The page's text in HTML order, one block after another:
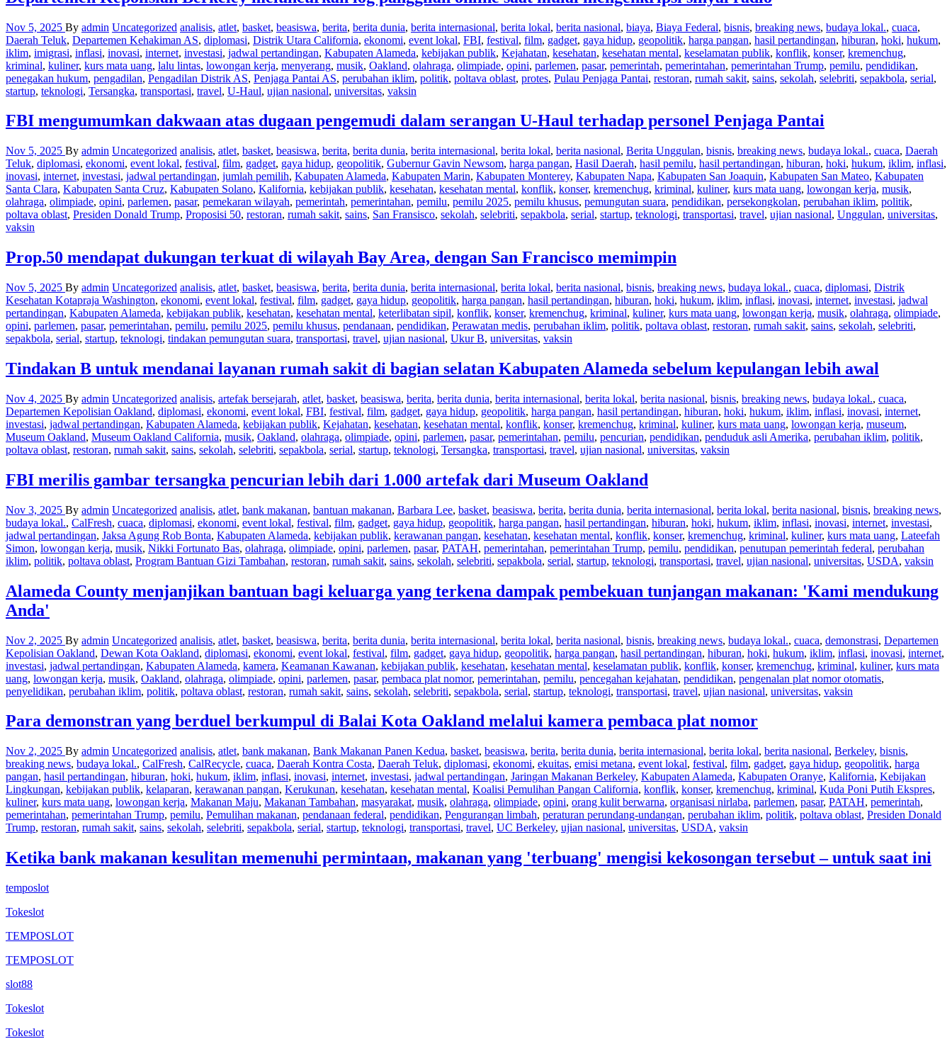
Nov 5, 2025 By admin Uncategorized analisis, atlet, basket, beasiswa, berita, berita dunia, berita internasional, berita lokal, berita nasional, biaya, Biaya Federal, bisnis, breaking news, budaya lokal., cuaca,
Daerah Teluk, Departemen Kehakiman AS, diplomasi, Distrik Utara California, ekonomi, event lokal, FBI, festival, film, gadget, gaya hidup, geopolitik, harga pangan, hasil pertandingan, hiburan, hoki, hukum,
iklim, imigrasi, inflasi, inovasi, internet, investasi, jadwal pertandingan, Kabupaten Alameda, kebijakan publik, Kejahatan, kesehatan, kesehatan mental, keselamatan publik, konflik, konser, kremenchug,
kriminal, kuliner, kurs mata uang, lalu lintas, lowongan kerja, menyerang, musik, Oakland, olahraga, olimpiade, opini, parlemen, pasar, pemerintah, pemerintahan, pemerintahan Trump, pemilu, pendidikan,
penegakan hukum, pengadilan, Pengadilan Distrik AS, Penjaga Pantai AS, perubahan iklim, politik, poltava oblast, protes, Pulau Penjaga Pantai, restoran, rumah sakit, sains, sekolah, selebriti, sepakbola, serial,
startup, teknologi, Tersangka, transportasi, travel, U-Haul, ujian nasional, universitas, vaksin
FBI mengumumkan dakwaan atas dugaan pengemudi dalam serangan U-Haul terhadap personel Penjaga Pantai
Nov 5, 2025 By admin Uncategorized analisis, atlet, basket, beasiswa, berita, berita dunia, berita internasional, berita lokal, berita nasional, Berita Unggulan, bisnis, breaking news, budaya lokal., cuaca, Daerah
Teluk, diplomasi, ekonomi, event lokal, festival, film, gadget, gaya hidup, geopolitik, Gubernur Gavin Newsom, harga pangan, Hasil Daerah, hasil pemilu, hasil pertandingan, hiburan, hoki, hukum, iklim, inflasi,
inovasi, internet, investasi, jadwal pertandingan, jumlah pemilih, Kabupaten Alameda, Kabupaten Marin, Kabupaten Monterey, Kabupaten Napa, Kabupaten San Joaquin, Kabupaten San Mateo, Kabupaten
Santa Clara, Kabupaten Santa Cruz, Kabupaten Solano, Kalifornia, kebijakan publik, kesehatan, kesehatan mental, konflik, konser, kremenchug, kriminal, kuliner, kurs mata uang, lowongan kerja, musik,
olahraga, olimpiade, opini, parlemen, pasar, pemekaran wilayah, pemerintah, pemerintahan, pemilu, pemilu 2025, pemilu khusus, pemungutan suara, pendidikan, persekongkolan, perubahan iklim, politik,
poltava oblast, Presiden Donald Trump, Proposisi 50, restoran, rumah sakit, sains, San Fransisco, sekolah, selebriti, sepakbola, serial, startup, teknologi, transportasi, travel, ujian nasional, Unggulan, universitas,
vaksin
Prop.50 mendapat dukungan terkuat di wilayah Bay Area, dengan San Francisco memimpin
Nov 5, 2025 By admin Uncategorized analisis, atlet, basket, beasiswa, berita, berita dunia, berita internasional, berita lokal, berita nasional, bisnis, breaking news, budaya lokal., cuaca, diplomasi, Distrik
Kesehatan Kotapraja Washington, ekonomi, event lokal, festival, film, gadget, gaya hidup, geopolitik, harga pangan, hasil pertandingan, hiburan, hoki, hukum, iklim, inflasi, inovasi, internet, investasi, jadwal
pertandingan, Kabupaten Alameda, kebijakan publik, kesehatan, kesehatan mental, keterlibatan sipil, konflik, konser, kremenchug, kriminal, kuliner, kurs mata uang, lowongan kerja, musik, olahraga, olimpiade,
opini, parlemen, pasar, pemerintahan, pemilu, pemilu 2025, pemilu khusus, pendanaan, pendidikan, Perawatan medis, perubahan iklim, politik, poltava oblast, restoran, rumah sakit, sains, sekolah, selebriti,
sepakbola, serial, startup, teknologi, tindakan pemungutan suara, transportasi, travel, ujian nasional, Ukur B, universitas, vaksin
Tindakan B untuk mendanai layanan rumah sakit di bagian selatan Kabupaten Alameda sebelum kepulangan lebih awal
Nov 4, 2025 By admin Uncategorized analisis, artefak bersejarah, atlet, basket, beasiswa, berita, berita dunia, berita internasional, berita lokal, berita nasional, bisnis, breaking news, budaya lokal., cuaca,
Departemen Kepolisian Oakland, diplomasi, ekonomi, event lokal, FBI, festival, film, gadget, gaya hidup, geopolitik, harga pangan, hasil pertandingan, hiburan, hoki, hukum, iklim, inflasi, inovasi, internet,
investasi, jadwal pertandingan, Kabupaten Alameda, kebijakan publik, Kejahatan, kesehatan, kesehatan mental, konflik, konser, kremenchug, kriminal, kuliner, kurs mata uang, lowongan kerja, museum,
Museum Oakland, Museum Oakland California, musik, Oakland, olahraga, olimpiade, opini, parlemen, pasar, pemerintahan, pemilu, pencurian, pendidikan, penduduk asli Amerika, perubahan iklim, politik,
poltava oblast, restoran, rumah sakit, sains, sekolah, selebriti, sepakbola, serial, startup, teknologi, Tersangka, transportasi, travel, ujian nasional, universitas, vaksin
FBI merilis gambar tersangka pencurian lebih dari 1.000 artefak dari Museum Oakland
Nov 3, 2025 By admin Uncategorized analisis, atlet, bank makanan, bantuan makanan, Barbara Lee, basket, beasiswa, berita, berita dunia, berita internasional, berita lokal, berita nasional, bisnis, breaking news,
budaya lokal., CalFresh, cuaca, diplomasi, ekonomi, event lokal, festival, film, gadget, gaya hidup, geopolitik, harga pangan, hasil pertandingan, hiburan, hoki, hukum, iklim, inflasi, inovasi, internet, investasi,
jadwal pertandingan, Jaksa Agung Rob Bonta, Kabupaten Alameda, kebijakan publik, kerawanan pangan, kesehatan, kesehatan mental, konflik, konser, kremenchug, kriminal, kuliner, kurs mata uang, Lateefah
Simon, lowongan kerja, musik, Nikki Fortunato Bas, olahraga, olimpiade, opini, parlemen, pasar, PATAH, pemerintahan, pemerintahan Trump, pemilu, pendidikan, penutupan pemerintah federal, perubahan
iklim, politik, poltava oblast, Program Bantuan Gizi Tambahan, restoran, rumah sakit, sains, sekolah, selebriti, sepakbola, serial, startup, teknologi, transportasi, travel, ujian nasional, universitas, USDA, vaksin
Alameda County menjanjikan bantuan bagi keluarga yang terkena dampak pembekuan tunjangan makanan: 'Kami mendukung
Anda'
Nov 2, 2025 By admin Uncategorized analisis, atlet, basket, beasiswa, berita, berita dunia, berita internasional, berita lokal, berita nasional, bisnis, breaking news, budaya lokal., cuaca, demonstrasi, Departemen
Kepolisian Oakland, Dewan Kota Oakland, diplomasi, ekonomi, event lokal, festival, film, gadget, gaya hidup, geopolitik, harga pangan, hasil pertandingan, hiburan, hoki, hukum, iklim, inflasi, inovasi, internet,
investasi, jadwal pertandingan, Kabupaten Alameda, kamera, Keamanan Kawanan, kebijakan publik, kesehatan, kesehatan mental, keselamatan publik, konflik, konser, kremenchug, kriminal, kuliner, kurs mata
uang, lowongan kerja, musik, Oakland, olahraga, olimpiade, opini, parlemen, pasar, pembaca plat nomor, pemerintahan, pemilu, pencegahan kejahatan, pendidikan, pengenalan plat nomor otomatis,
penyelidikan, perubahan iklim, politik, poltava oblast, restoran, rumah sakit, sains, sekolah, selebriti, sepakbola, serial, startup, teknologi, transportasi, travel, ujian nasional, universitas, vaksin
Para demonstran yang berduel berkumpul di Balai Kota Oakland melalui kamera pembaca plat nomor
Nov 2, 2025 By admin Uncategorized analisis, atlet, bank makanan, Bank Makanan Panen Kedua, basket, beasiswa, berita, berita dunia, berita internasional, berita lokal, berita nasional, Berkeley, bisnis,
breaking news, budaya lokal., CalFresh, CalRecycle, cuaca, Daerah Kontra Costa, Daerah Teluk, diplomasi, ekonomi, ekuitas, emisi metana, event lokal, festival, film, gadget, gaya hidup, geopolitik, harga
pangan, hasil pertandingan, hiburan, hoki, hukum, iklim, inflasi, inovasi, internet, investasi, jadwal pertandingan, Jaringan Makanan Berkeley, Kabupaten Alameda, Kabupaten Oranye, Kalifornia, Kebijakan
Lingkungan, kebijakan publik, kelaparan, kerawanan pangan, Kerukunan, kesehatan, kesehatan mental, Koalisi Pemulihan Pangan California, konflik, konser, kremenchug, kriminal, Kuda Poni Putih Ekspres,
kuliner, kurs mata uang, lowongan kerja, Makanan Maju, Makanan Tambahan, masyarakat, musik, olahraga, olimpiade, opini, orang kulit berwarna, organisasi nirlaba, parlemen, pasar, PATAH, pemerintah,
pemerintahan, pemerintahan Trump, pemilu, Pemulihan makanan, pendanaan federal, pendidikan, Pengurangan limbah, peraturan perundang-undangan, perubahan iklim, politik, poltava oblast, Presiden Donald
Trump, restoran, rumah sakit, sains, sekolah, selebriti, sepakbola, serial, startup, teknologi, transportasi, travel, UC Berkeley, ujian nasional, universitas, USDA, vaksin
Ketika bank makanan kesulitan memenuhi permintaan, makanan yang 'terbuang' mengisi kekosongan tersebut – untuk saat ini
temposlot
Tokeslot
TEMPOSLOT
TEMPOSLOT
slot88
Tokeslot
Tokeslot